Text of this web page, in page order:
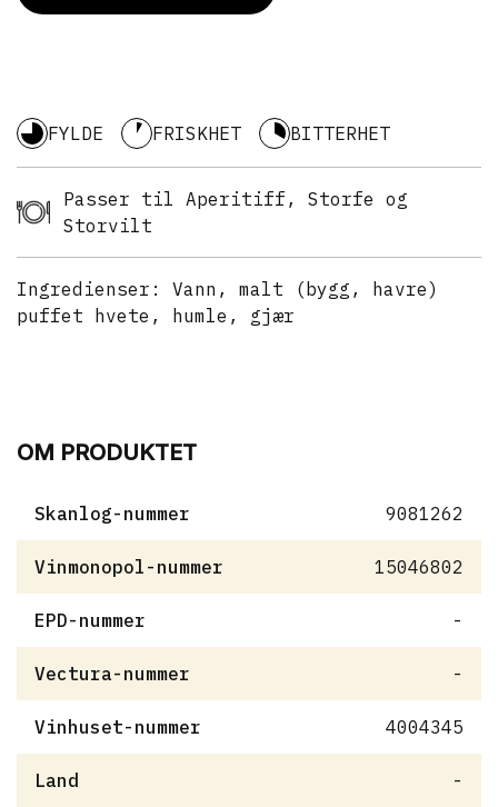
FYLDE FRISKHET BITTERHET
Passer til Aperitiff, Storfe og
Storvilt
Ingredienser: Vann, malt (bygg, havre)
puffet hvete, humle, gjær
OM PRODUKTET
Skanlog-nummer 9081262
Vinmonopol-nummer 15046802
EPD-nummer -
Vectura-nummer -
Vinhuset-nummer 4004345
Land -